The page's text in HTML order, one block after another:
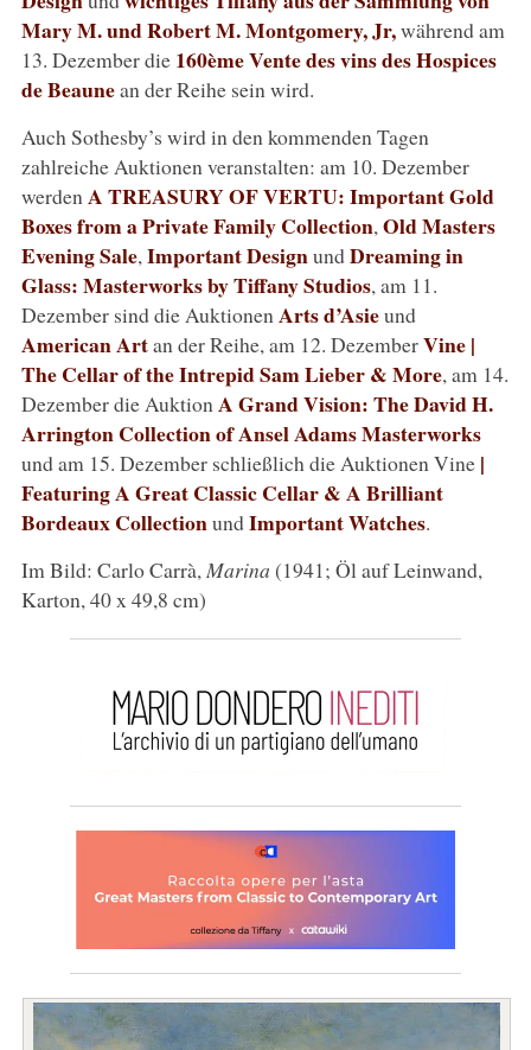
Mary M. und Robert M. Montgomery, Jr,während am
13. Dezember die 160ème Vente des vins des Hospices
de Beaunean der Reihe sein wird.
Auch Sothesby’s wird in den kommenden Tagen
zahlreiche Auktionen veranstalten: am 10. Dezember
werden A TREASURY OF VERTU: Important Gold
Boxes from a Private Family Collection, Old Masters
Evening Sale, Important DesignundDreaming in
Glass: Masterworks by Tiffany Studios, am 11.
Dezember sind die Auktionen Arts d’Asieund
American Artan der Reihe, am 12. DezemberVine |
The Cellar of the Intrepid Sam Lieber & More, am 14.
Dezember die Auktion A Grand Vision: The David H.
Arrington Collection of Ansel Adams Masterworks
und am 15. Dezember schließlich die Auktionen Vine |
Featuring A Great Classic Cellar & A Brilliant
Bordeaux CollectionundImportant Watches.
Im Bild: Carlo Carrà, Marina (1941; Öl auf Leinwand,
Karton, 40 x 49,8 cm)